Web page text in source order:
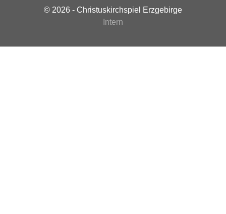
© 2026 - Christuskirchspiel Erzgebirge
Intern